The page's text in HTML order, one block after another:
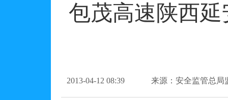
包茂高速陕西延
2013-04-12 08:39 来源：安全监管总局